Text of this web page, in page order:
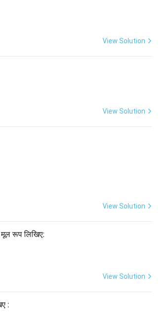
View Solution
View Solution
विच्छेद} & \text{संधि भेद} \\ \hline
View Solution
मूल रूप लिखिए:
View Solution
:
& \text{प्रथम प्रेरणार्थक रूप} &